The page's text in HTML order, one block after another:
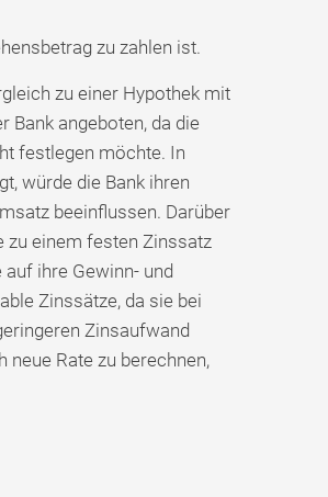
zu zahlen ist.
zu einer Hypothek mit
Bank angeboten, da die
festlegen möchte. In
würde die Bank ihren
beeinflussen. Darüber
zu einem festen Zinssatz
ihre Gewinn- und
Zinssätze, da sie bei
Zinsaufwand
Rate zu berechnen,